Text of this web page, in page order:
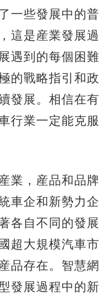
一些發展中的普
這是産業發展過
遇到的每個困難
的戰略指引和政
發展。相信在有
行業一定能克服
，産品和品牌
車企和新勢力企
各自不同的發展
超大規模汽車市
品存在。智慧網
發展過程中的新